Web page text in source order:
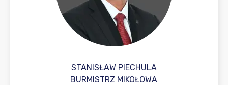
STANISŁAW PIECHULA
BURMISTRZ MIKOŁOWA